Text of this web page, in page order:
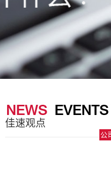
服
案
站
圈
子
关
佳速观点
公